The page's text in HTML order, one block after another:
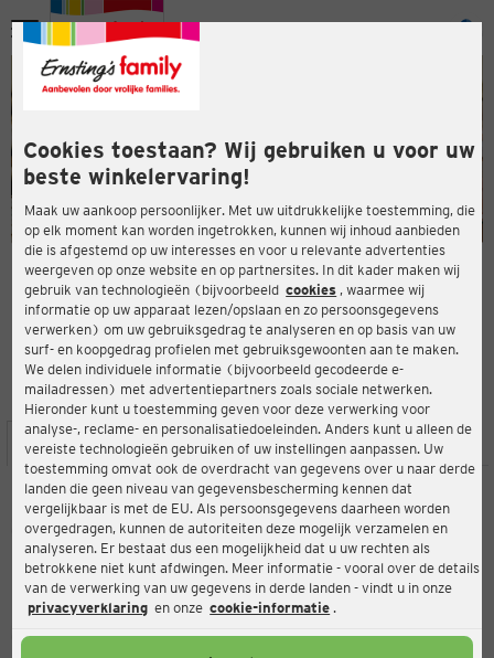
Cookies toestaan? Wij gebruiken u voor uw
beste winkelervaring!
Maak uw aankoop persoonlijker. Met uw uitdrukkelijke toestemming, die
op elk moment kan worden ingetrokken, kunnen wij inhoud aanbieden
die is afgestemd op uw interesses en voor u relevante advertenties
weergeven op onze website en op partnersites. In dit kader maken wij
gebruik van technologieën (bijvoorbeeld cookies , waarmee wij
informatie op uw apparaat lezen/opslaan en zo persoonsgegevens
verwerken) om uw gebruiksgedrag te analyseren en op basis van uw
surf- en koopgedrag profielen met gebruiksgewoonten aan te maken.
We delen individuele informatie (bijvoorbeeld gecodeerde e-
mailadressen) met advertentiepartners zoals sociale netwerken.
Hieronder kunt u toestemming geven voor deze verwerking voor
analyse-, reclame- en personalisatiedoeleinden. Anders kunt u alleen de
vereiste technologieën gebruiken of uw instellingen aanpassen. Uw
toestemming omvat ook de overdracht van gegevens over u naar derde
landen die geen niveau van gegevensbescherming kennen dat
vergelijkbaar is met de EU. Als persoonsgegevens daarheen worden
overgedragen, kunnen de autoriteiten deze mogelijk verzamelen en
analyseren. Er bestaat dus een mogelijkheid dat u uw rechten als
betrokkene niet kunt afdwingen. Meer informatie - vooral over de details
van de verwerking van uw gegevens in derde landen - vindt u in onze
privacyverklaring en onze cookie-informatie .
Menu
ERNSTING'S FAMILY-WINKEL
Am Waltenberg 3
59955 Winterberg
4,2
Beoordeling:
LOCATIE SERVICES ASSORTIMENT ACTIES
Ernsting's family
Am Waltenberg 3, 59955 Winterberg
Open